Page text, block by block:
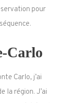
pour
Carlo
Carlo, j’ai
la région. J’ai